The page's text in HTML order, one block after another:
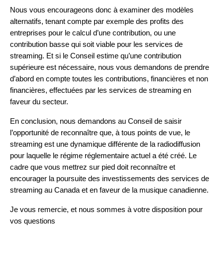
Nous vous encourageons donc à examiner des modèles
alternatifs, tenant compte par exemple des profits des
entreprises pour le calcul d’une contribution, ou une
contribution basse qui soit viable pour les services de
streaming. Et si le Conseil estime qu’une contribution
supérieure est nécessaire, nous vous demandons de prendre
d’abord en compte toutes les contributions, financières et non
financières, effectuées par les services de streaming en
faveur du secteur.
En conclusion, nous demandons au Conseil de saisir
l’opportunité de reconnaître que, à tous points de vue, le
streaming est une dynamique différente de la radiodiffusion
pour laquelle le régime réglementaire actuel a été créé. Le
cadre que vous mettrez sur pied doit reconnaître et
encourager la poursuite des investissements des services de
streaming au Canada et en faveur de la musique canadienne.
Je vous remercie, et nous sommes à votre disposition pour
vos questions